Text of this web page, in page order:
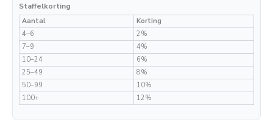
Staffelkorting
Aantal
Korting
4–6
2%
7–9
4%
10–24
6%
25–49
8%
50–99
10%
100+
12%